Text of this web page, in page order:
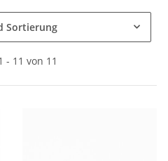
Sortierung
- 11 von 11